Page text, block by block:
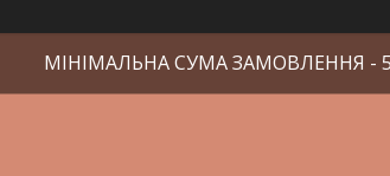
МІНІМАЛЬНА СУМА ЗАМОВЛЕННЯ -